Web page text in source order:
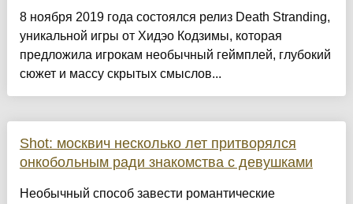
8 ноября 2019 года состоялся релиз Death Stranding,
уникальной игры от Хидэо Кодзимы, которая
предложила игрокам необычный геймплей, глубокий
сюжет и массу скрытых смыслов...
Shot: москвич несколько лет притворялся
онкобольным ради знакомства с девушками
Необычный способ завести романтические